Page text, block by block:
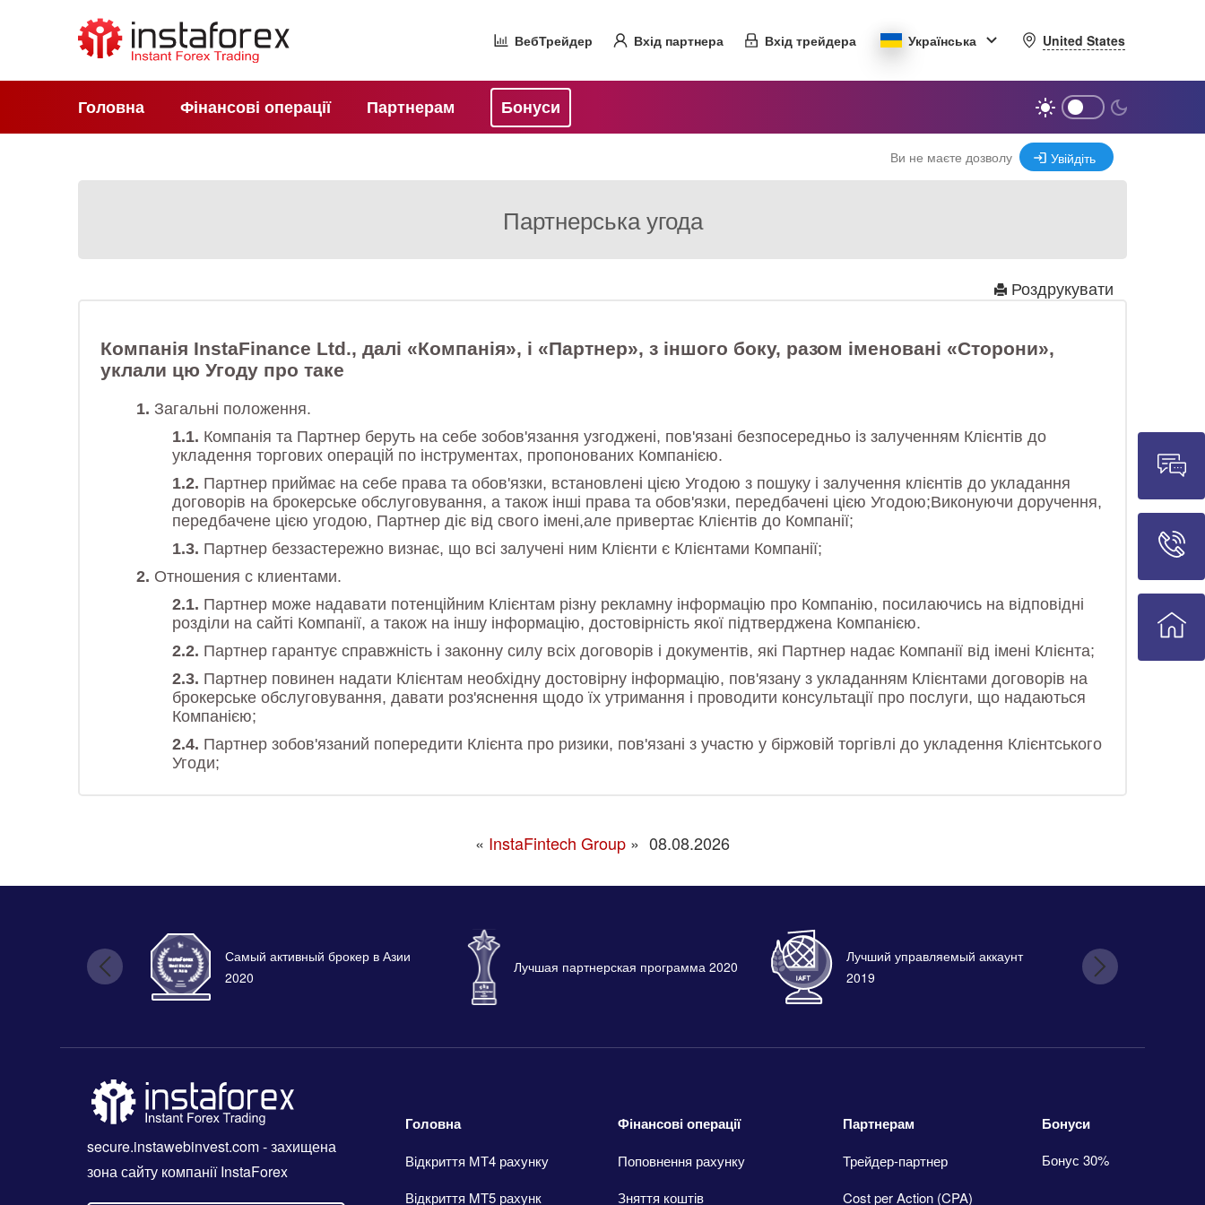
ВебТрейдер Вхід партнера Вхід трейдера Українська United States
Головна Фінансові операції Партнерам Бонуси
Ви не маєте дозволу Увійдіть
Партнерська угода
Роздрукувати
« InstaFintech Group » 08.08.2026
Самый активный брокер в Азии
2020
Лучшая партнерская программа 2020
Лучший управляемый аккаунт
2019
secure.instawebinvest.com- захищена
зона сайту компанії InstaForex
Головна
Відкриття МТ4 рахунку
Відкриття MT5 рахунк
Фінансові операції
Поповнення рахунку
Зняття коштів
Партнерам
Трейдер-партнер
Cost per Action (CPA)
Бонуси
Бонус 30%